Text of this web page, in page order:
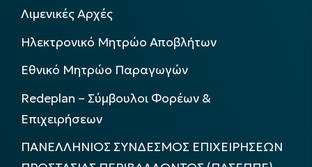
Λιμενικές Αρχές
Ηλεκτρονικό Μητρώο Αποβλήτων
Εθνικό Μητρώο Παραγωγών
Redeplan – Σύμβουλοι Φορέων &
Επιχειρήσεων
ΠΑΝΕΛΛΗΝΙΟΣ ΣΥΝΔΕΣΜΟΣ ΕΠΙΧΕΙΡΗΣΕΩΝ